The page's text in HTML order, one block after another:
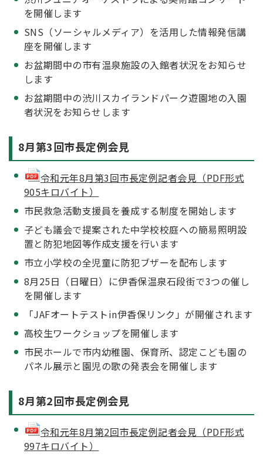
を開催します
SNS（ソーシャルメディア）を活用した情報発信講
座を開催します
お盆期間中の市有温泉施設の入館者状況をお知らせ
します
お盆期間中の渋川スカイランドパーク遊園地の入園
者状況をお知らせします
8月第3回市長定例会見
令和元年8月第3回市長定例記者会見（PDF形式
905キロバイト）
市民救急活動支援員を養成する制度を開始します
子ども議会で提案された中学校校庭への簡易照明設
置と防犯地図等作成支援を行います
市立小学校の全児童に防犯ブザーを配布します
8月25日（日曜日）に伊香保温泉石段街で3つの催し
を開催します
「JAFオートテストin伊香保リンク」が開催されます
高校生ワークショップを開催します
市民ホールで市内幼稚園、保育所、認定こども園の
パネル展示と園児の歌の発表会を開催します
8月第2回市長定例会見
令和元年8月第2回市長定例記者会見（PDF形式
997キロバイト）